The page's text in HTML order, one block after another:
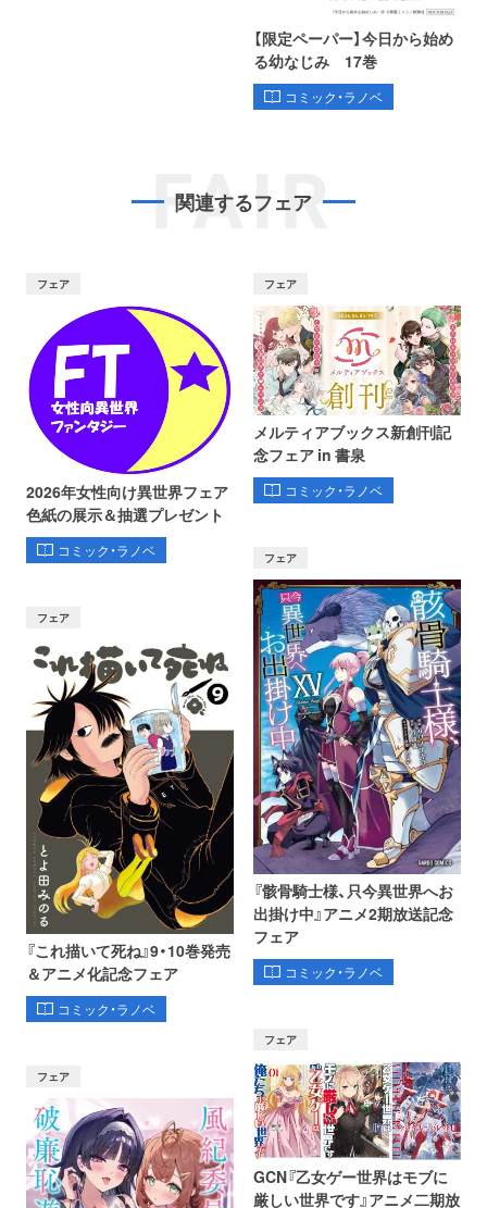
【限定ペーパー】今日から始め
る幼なじみ 17巻
コミック・ラノベ
FAIR
関連するフェア
フェア
2026年女性向け異世界フェア
色紙の展示＆抽選プレゼント
コミック・ラノベ
フェア
メルティアブックス新創刊記
念フェア in 書泉
コミック・ラノベ
フェア
『これ描いて死ね』9・10巻発売
＆アニメ化記念フェア
コミック・ラノベ
フェア
『骸骨騎士様、只今異世界へお
出掛け中』アニメ2期放送記念
フェア
コミック・ラノベ
フェア
フェア
GCN『乙女ゲー世界はモブに
厳しい世界です』アニメ二期放